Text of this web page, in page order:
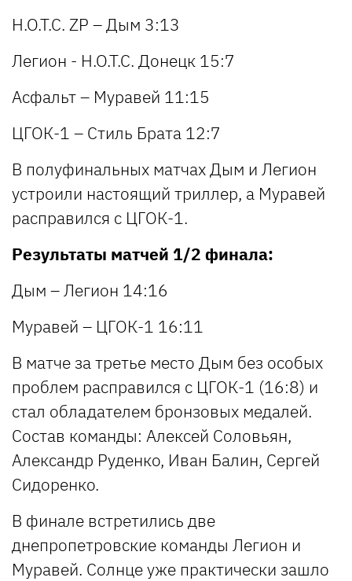
H.O.T.C. ZP – Дым 3:13
Легион - H.O.T.C. Донецк 15:7
Асфальт – Муравей 11:15
ЦГОК-1 – Стиль Брата 12:7
В полуфинальных матчах Дым и Легион
устроили настоящий триллер, а Муравей
расправился с ЦГОК-1.
Результаты матчей 1/2 финала:
Дым – Легион 14:16
Муравей – ЦГОК-1 16:11
В матче за третье место Дым без особых
проблем расправился с ЦГОК-1 (16:8) и
стал обладателем бронзовых медалей.
Состав команды: Алексей Соловьян,
Александр Руденко, Иван Балин, Сергей
Сидоренко.
В финале встретились две
днепропетровские команды Легион и
Муравей. Солнце уже практически зашло